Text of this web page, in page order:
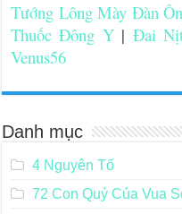
Tướng Lông Mày Đàn
Thuốc Đông Y| Đai
Venus56
Danh mục
4 Nguyên Tố
72 Con Quỷ Của Vua